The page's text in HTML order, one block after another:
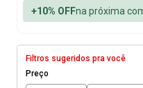
+10% OFFna próxima
Filtros sugeridos pra você
Preço